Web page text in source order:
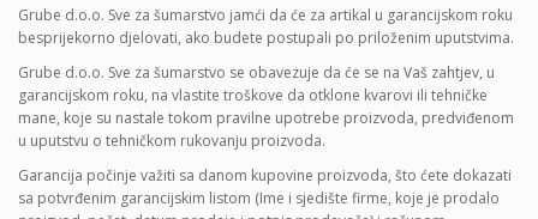
Grube d.o.o. Sve za šumarstvo jamći da će za artikal u garancijskom roku
besprijekorno djelovati, ako budete postupali po priloženim uputstvima.
Grube d.o.o. Sve za šumarstvo se obavezuje da će se na Vaš zahtjev, u
garancijskom roku, na vlastite troškove da otklone kvarovi ili tehničke
mane, koje su nastale tokom pravilne upotrebe proizvoda, predviđenom
u uputstvu o tehničkom rukovanju proizvoda.
Garancija počinje važiti sa danom kupovine proizvoda, što ćete dokazati
sa potvrđenim garancijskim listom (Ime i sjedište firme, koje je prodalo